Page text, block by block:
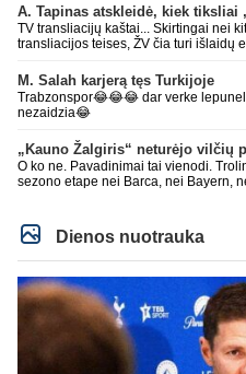
TV transliacijų kaštai... Skirtingai nei
transliacijos teises, ŽV čia turi išlaidų
M. Salah karjerą tęs Turkijoje
Trabzonspor😂😂😂 dar verke
nezaidzia😂
„Kauno Žalgiris“ neturėjo vilčių
O ko ne. Pavadinimai tai vienodi.
sezono etape nei Barca, nei Bayern,
Dienos nuotrauka